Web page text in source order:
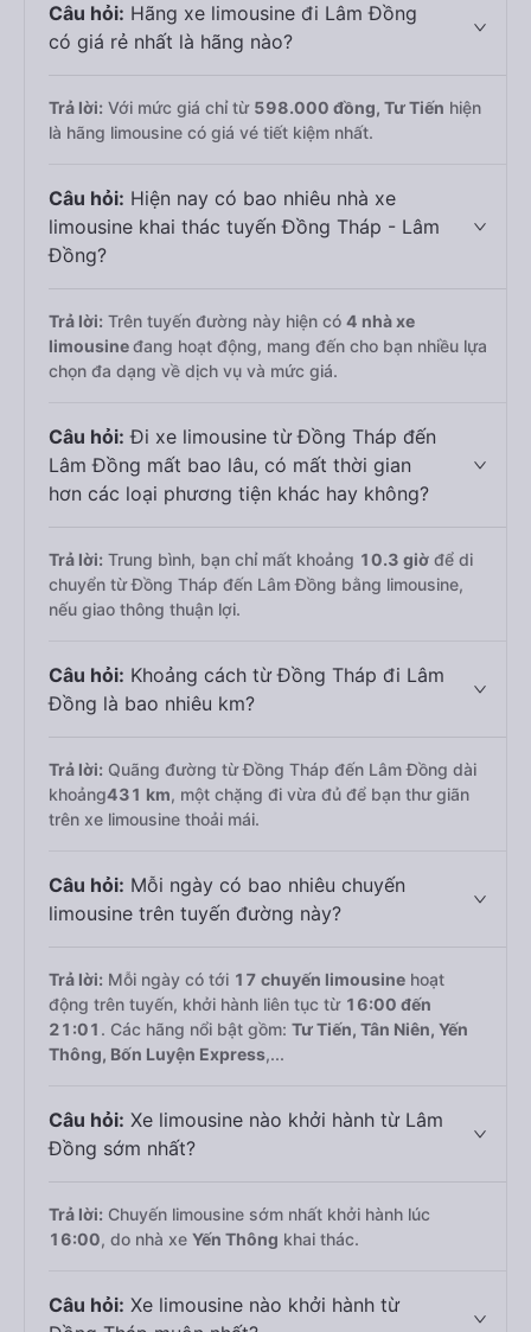
Câu hỏi: Hãng xe limousine đi Lâm Đồng
có giá rẻ nhất là hãng nào?
Trả lời: Với mức giá chỉ từ 598.000 đồng, Tư Tiến hiện
là hãng limousine có giá vé tiết kiệm nhất.
Câu hỏi: Hiện nay có bao nhiêu nhà xe
limousine khai thác tuyến Đồng Tháp - Lâm
Đồng?
Trả lời: Trên tuyến đường này hiện có 4 nhà xe
limousineđang hoạt động, mang đến cho bạn nhiều lựa
chọn đa dạng về dịch vụ và mức giá.
Câu hỏi: Đi xe limousine từ Đồng Tháp đến
Lâm Đồng mất bao lâu, có mất thời gian
hơn các loại phương tiện khác hay không?
Trả lời: Trung bình, bạn chỉ mất khoảng 10.3 giờ để di
chuyển từ Đồng Tháp đến Lâm Đồng bằng limousine,
nếu giao thông thuận lợi.
Câu hỏi: Khoảng cách từ Đồng Tháp đi Lâm
Đồng là bao nhiêu km?
Trả lời: Quãng đường từ Đồng Tháp đến Lâm Đồng dài
khoảng431 km, một chặng đi vừa đủ để bạn thư giãn
trên xe limousine thoải mái.
Câu hỏi: Mỗi ngày có bao nhiêu chuyến
limousine trên tuyến đường này?
Trả lời: Mỗi ngày có tới 17 chuyến limousine hoạt
động trên tuyến, khởi hành liên tục từ 16:00 đến
21:01 . Các hãng nổi bật gồm: Tư Tiến, Tân Niên, Yến
Thông, Bốn Luyện Express,...
Câu hỏi: Xe limousine nào khởi hành từ Lâm
Đồng sớm nhất?
Trả lời: Chuyến limousine sớm nhất khởi hành lúc
16:00, do nhà xe Yến Thông khai thác.
Câu hỏi: Xe limousine nào khởi hành từ